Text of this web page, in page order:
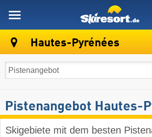
Hautes-Pyrénées
Pistenangebot Hautes-
Skigebiete mit dem besten